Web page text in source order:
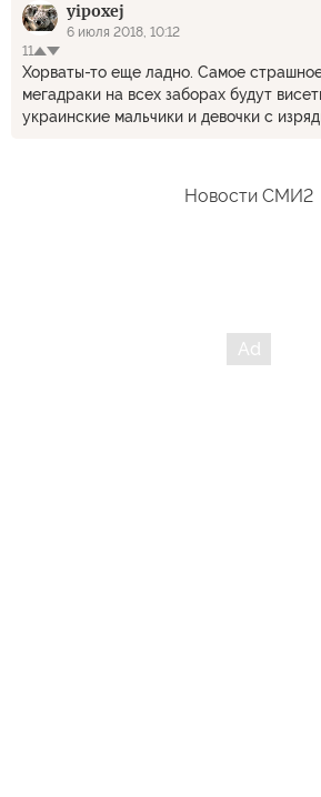
yipoxej
6 июля 2018, 10:12
11
Хорваты-то еще ладно. Самое
мегадраки на всех заборах будут
украинские мальчики и девочки с
Новости СМИ2